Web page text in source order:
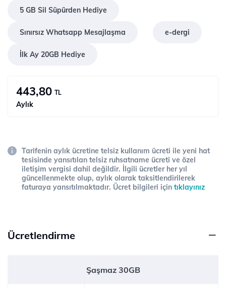
5 GB Sil Süpürden Hediye
Sınırsız Whatsapp Mesajlaşma e-dergi
İlk Ay 20GB Hediye
443,80 TL
Aylık
Tarifenin aylık ücretine telsiz kullanım ücreti ile yeni hat
tesisinde yansıtılan telsiz ruhsatname ücreti ve özel
iletişim vergisi dahil değildir. İlgili ücretler her yıl
güncellenmekte olup, aylık olarak taksitlendirilerek
faturaya yansıtılmaktadır. Ücret bilgileri için tıklayınız
Ücretlendirme
Şaşmaz 30GB